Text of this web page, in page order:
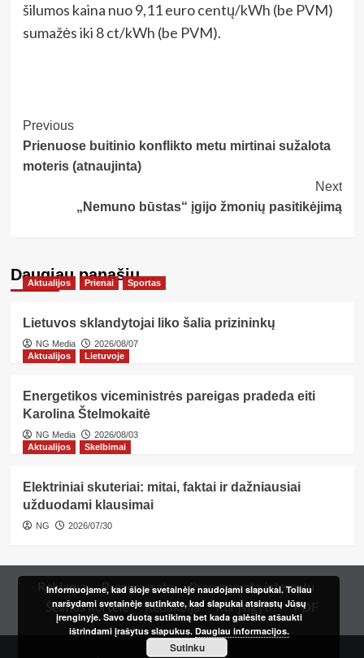
šilumos kaina nuo 9,11 euro centų/kWh (be PVM)
sumažės iki 8 ct/kWh (be PVM).
Post
Navigation
Previous
Prienuose buitinio konflikto metu mirtinai sužalota
moteris (atnaujinta)
Next
„Nemuno būstas“ įgijo žmonių pasitikėjimą
Daugiau panašių…
Aktualijos Prienai Sportas
Lietuvos sklandytojai liko šalia prizininkų
NG Media
2026/08/07
Aktualijos
Lietuvoje
Energetikos viceministrės pareigas pradeda eiti
Karolina Štelmokaitė
NG Media
2026/08/03
Aktualijos
Skelbimai
Elektriniai skuteriai: mitai, faktai ir dažniausiai
užduodami klausimai
NG 2026/07/30
Reklama Prenumerata
Prenumerata internetu
Šeimos kortelė
Redakcija Kur įsigyti? PDF
Informuojame, kad šioje svetainėje naudojami slapukai. Toliau
naršydami svetainėje sutinkate, kad slapukai atsirastų Jūsų
įrenginyje. Savo duotą sutikimą bet kada galėsite atšaukti
ištrindami įrašytus slapukus. Daugiau informacijos.
Sutinku